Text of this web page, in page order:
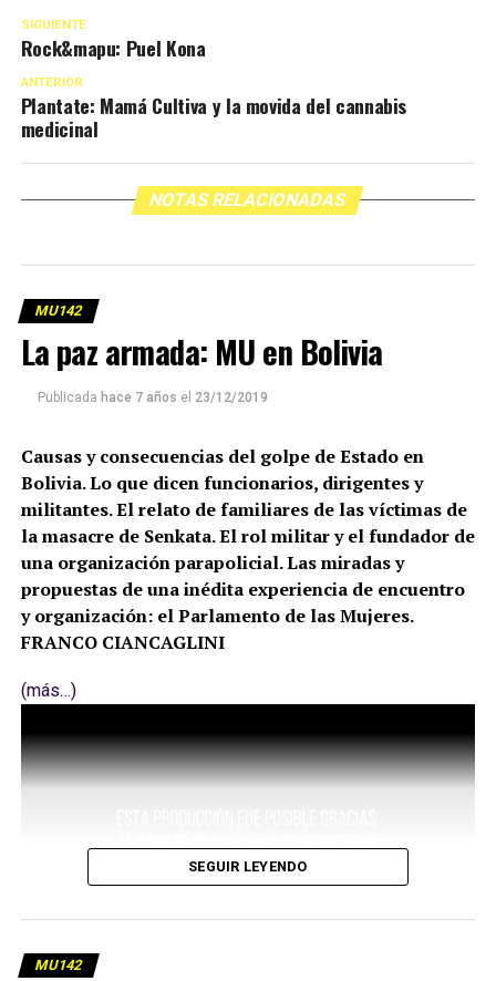
SIGUIENTE
Rock&mapu: Puel Kona
ANTERIOR
Plantate: Mamá Cultiva y la movida del cannabis
medicinal
NOTAS RELACIONADAS
MU142
La paz armada: MU en Bolivia
Publicada hace 7 años el 23/12/2019
Causas y consecuencias del golpe de Estado en
Bolivia. Lo que dicen funcionarios, dirigentes y
militantes. El relato de familiares de las víctimas de
la masacre de Senkata. El rol militar y el fundador de
una organización parapolicial. Las miradas y
propuestas de una inédita experiencia de encuentro
y organización: el Parlamento de las Mujeres.
FRANCO CIANCAGLINI
(más…)
SEGUIR LEYENDO
MU142